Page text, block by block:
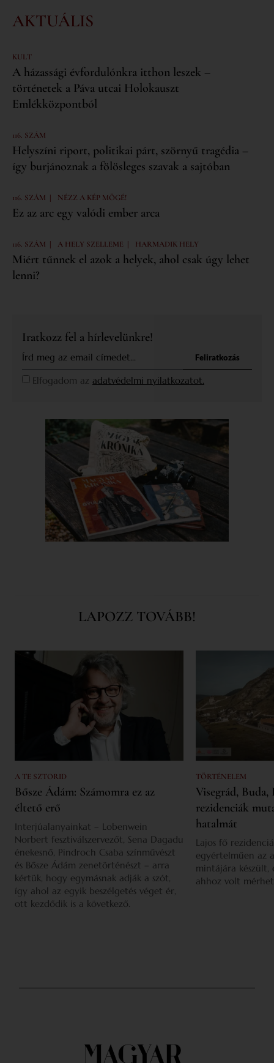
AKTUÁLIS
KULT
A házassági évfordulónkra itthon leszek –
történetek a Páva utcai Holokauszt
Emlékközpontból
116. SZÁM
Helyszíni riport, politikai párt, szörnyű tragédia –
így burjánoznak a fölösleges szavak a sajtóban
116. SZÁM | NÉZZ A KÉP MÖGÉ!
Ez az arc egy valódi ember arca
116. SZÁM | A HELY SZELLEME | HARMADIK HELY
Miért tűnnek el azok a helyek, ahol csak úgy lehet
lenni?
Iratkozz fel a hírlevelünkre!
Elfogadom az adatvédelmi nyilatkozatot.
Feliratkozás
LAPOZZ TOVÁBB!
A TE SZTORID
Bősze Ádám: Számomra ez az
éltető erő
Interjúalanyainkat – Lobenwein
Norbert fesztiválszervezőt, Sena Dagadu
énekesnő, Pindroch Csaba színművészt
és Bősze Ádám zenetörténészt – arra
kértük, hogy egymásnak adják a szót,
így ahol az egyik beszélgetés véget ér,
ott kezdődik is a következő.
TÖRTÉNELEM
Visegrád,
rezidenciák
hatalmát
Lajos fő
egyértelműen az
mintájára készült,
ahhoz volt